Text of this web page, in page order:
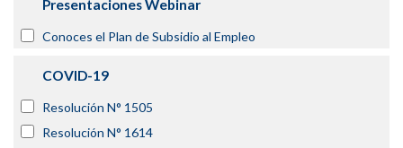
Presentaciones Webinar
Conoces el Plan de Subsidio al Empleo
COVID-19
Resolución N° 1505
Resolución N° 1614